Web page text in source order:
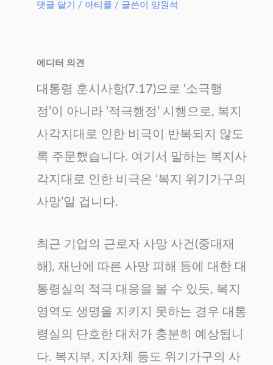
댓글 달기 / 아티클 / 글쓴이 양원석
에디터 의견
대통령 훈시사항(7.17)으로 ‘소극행
정’이 아니라 ‘적극행정’ 시행으로, 복지
사각지대로 인한 비극이 반복되지 않도
록 주문했습니다. 여기서 말하는 복지사
각지대로 인한 비극은 ‘복지 위기가구의
사망’일 겁니다.
최근 기업의 근로자 사망 사건(중대재
해), 재난에 따른 사망 피해 등에 대한 대
통령실의 적극 대응을 볼 수 있듯, 복지
영역도 생명을 지키지 못하는 경우 대통
령실의 단호한 대처가 충분히 예상됩니
다. 복지부, 지자체 등도 위기가구의 사